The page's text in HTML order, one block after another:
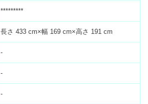
*********
長さ 433 cm×幅 169 cm×高さ 191 cm
-
-
-